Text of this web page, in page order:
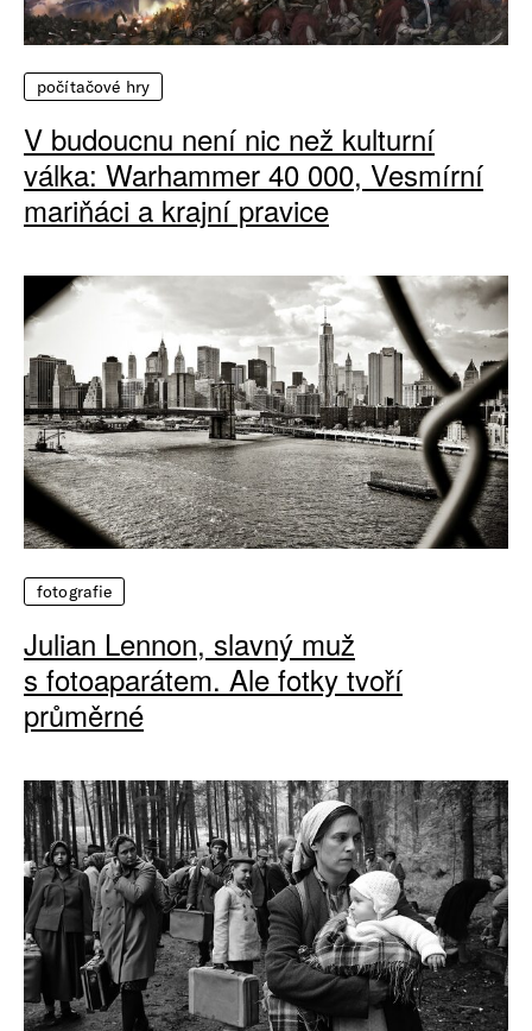
počítačové hry
V budoucnu není nic než kulturní
válka: Warhammer 40 000, Vesmírní
mariňáci a krajní pravice
fotografie
Julian Lennon, slavný muž
s fotoaparátem. Ale fotky tvoří
průměrné